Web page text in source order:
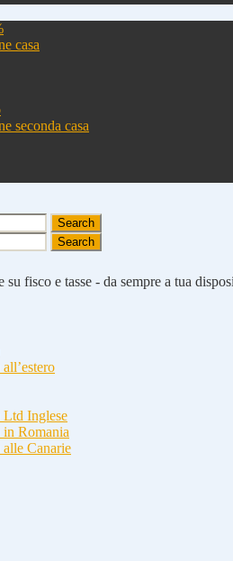
casa
seconda casa
fisco e tasse - da sempre a tua
Ltd Inglese
in Romania
Canarie